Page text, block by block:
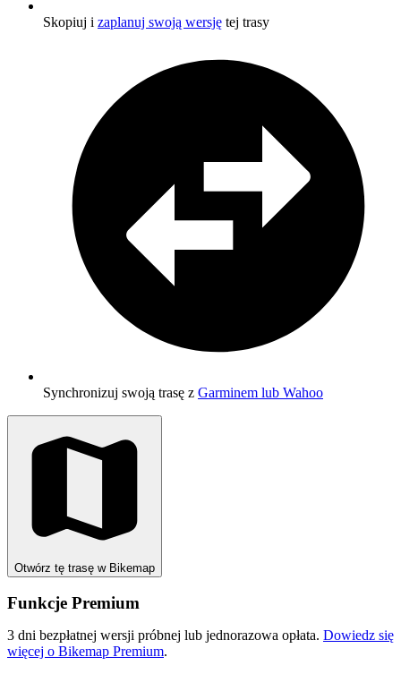
Skopiuj i zaplanuj swoją wersję tej trasy
Synchronizuj swoją trasę z Garminem lub Wahoo
Otwórz tę trasę w Bikemap
Funkcje Premium
3 dni bezpłatnej wersji próbnej lub jednorazowa opłata. Dowiedz się
więcej o Bikemap Premium.